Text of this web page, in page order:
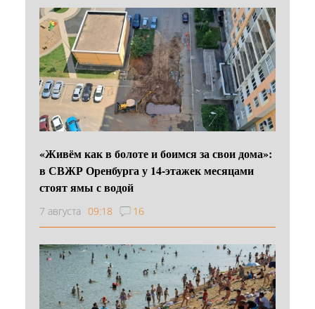
«Живём как в болоте и боимся за свои дома»:
в СВЖР Оренбурга у 14-этажек месяцами
стоят ямы с водой
7 августа 09:18 16